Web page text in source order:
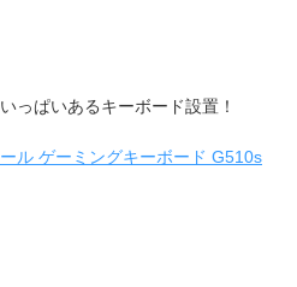
っぱいあるキーボード設置！
ル ゲーミングキーボード G510s